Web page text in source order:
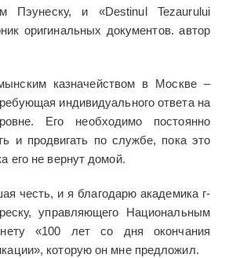
Пэунеску, и «Destinul Tezaurului
оригинальных документов. автор
казначейством в Москве –
индивидуального ответа на
Его необходимо постоянно
и продвигать по службе, пока это
его не вернут домой.
честь, и я благодарю академика г-
управляющего Национальным
«100 лет со дня окончания
которую он мне предложил.